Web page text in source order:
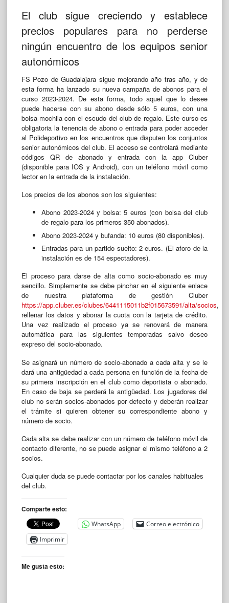
El club sigue creciendo y establece
precios populares para no perderse
ningún encuentro de los equipos senior
autonómicos
FS Pozo de Guadalajara sigue mejorando año tras año, y de
esta forma ha lanzado su nueva campaña de abonos para el
curso 2023-2024. De esta forma, todo aquel que lo desee
puede hacerse con su abono desde sólo 5 euros, con una
bolsa-mochila con el escudo del club de regalo. Este curso es
obligatoria la tenencia de abono o entrada para poder acceder
al Polideportivo en los encuentros que disputen los conjuntos
senior autonómicos del club. El acceso se controlará mediante
códigos QR de abonado y entrada con la app Cluber
(disponible para IOS y Android), con un teléfono móvil como
lector en la entrada de la instalación.
Los precios de los abonos son los siguientes:
Abono 2023-2024 y bolsa: 5 euros (con bolsa del club
de regalo para los primeros 350 abonados).
Abono 2023-2024 y bufanda: 10 euros (80 disponibles).
Entradas para un partido suelto: 2 euros. (El aforo de la
instalación es de 154 espectadores).
El proceso para darse de alta como socio-abonado es muy
sencillo. Simplemente se debe pinchar en el siguiente enlace
de nuestra plataforma de gestión Cluber
https://app.cluber.es/clubes/6441115011b2f015673591/alta/socios,
rellenar los datos y abonar la cuota con la tarjeta de crédito.
Una vez realizado el proceso ya se renovará de manera
automática para las siguientes temporadas salvo deseo
expreso del socio-abonado.
Se asignará un número de socio-abonado a cada alta y se le
dará una antigüedad a cada persona en función de la fecha de
su primera inscripción en el club como deportista o abonado.
En caso de baja se perderá la antigüedad. Los jugadores del
club no serán socios-abonados por defecto y deberán realizar
el trámite si quieren obtener su correspondiente abono y
número de socio.
Cada alta se debe realizar con un número de teléfono móvil de
contacto diferente, no se puede asignar el mismo teléfono a 2
socios.
Cualquier duda se puede contactar por los canales habituales
del club.
Comparte esto:
WhatsApp
Correo electrónico
Imprimir
Me gusta esto: